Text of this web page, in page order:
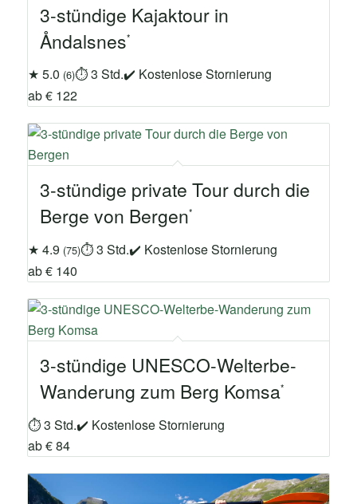
3-stündige Kajaktour in
Åndalsnes
★ 5.0 (6)⏱ 3 Std.✔ Kostenlose Stornierung
ab € 122
3-stündige private Tour durch die
Berge von Bergen
★ 4.9 (75)⏱ 3 Std.✔ Kostenlose Stornierung
ab € 140
3-stündige UNESCO-Welterbe-
Wanderung zum Berg Komsa
⏱ 3 Std.✔ Kostenlose Stornierung
ab € 84